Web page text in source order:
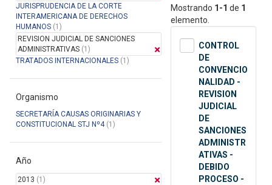
JURISPRUDENCIA DE LA CORTE
INTERAMERICANA DE DERECHOS
HUMANOS (1)
REVISION JUDICIAL DE SANCIONES
ADMINISTRATIVAS (1)
TRATADOS INTERNACIONALES (1)
Organismo
SECRETARÍA CAUSAS ORIGINARIAS Y
CONSTITUCIONAL STJ Nº4(1)
Año
2013 (1)
Mostrando 1-1 de 1
elemento.
CONTROL
DE
CONVENCIO
NALIDAD -
REVISION
JUDICIAL
DE
SANCIONES
ADMINISTR
ATIVAS -
DEBIDO
PROCESO -